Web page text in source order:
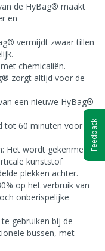
de HyBag® maakt
en
vermijdt zwaar tillen
chemicaliën.
zorgt altijd voor de
een nieuwe HyBag®
tot 60 minuten voor
Het wordt gekenmerkt
kunststof
plekken achter.
op het verbruik van
onberispelijke
gebruiken bij de
bussen, met
Feedback